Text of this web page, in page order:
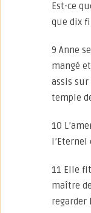
Est-ce
que dix
9 Anne
mangé
assis sur
temple
10
11 Elle
maître
regarder